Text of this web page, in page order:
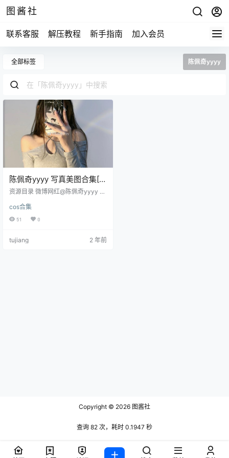
图酱社
联系客服 解压教程 新手指南 加入会员
全部标签 陈佩奇yyyy
陈佩奇yyyy 写真美图合集[2
套][持续更新]
资源目录 微博网红@陈佩奇yyyy 微
93G] 微博网红@陈佩奇yyyy 微密
圈付费视图第二期6.65G]
cos合集
51 0
tujiang 2 年前
Copyright © 2026 图酱社
查询 82 次，耗时 0.1947 秒